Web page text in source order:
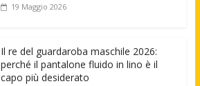
19 Maggio 2026
Il re del guardaroba maschile 2026:
perché il pantalone fluido in lino è il
capo più desiderato